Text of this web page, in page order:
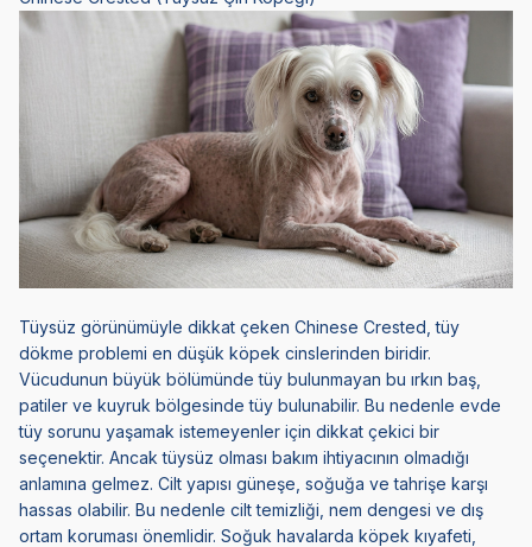
Tüysüz görünümüyle dikkat çeken Chinese Crested, tüy
dökme problemi en düşük köpek cinslerinden biridir.
Vücudunun büyük bölümünde tüy bulunmayan bu ırkın baş,
patiler ve kuyruk bölgesinde tüy bulunabilir. Bu nedenle evde
tüy sorunu yaşamak istemeyenler için dikkat çekici bir
seçenektir. Ancak tüysüz olması bakım ihtiyacının olmadığı
anlamına gelmez. Cilt yapısı güneşe, soğuğa ve tahrişe karşı
hassas olabilir. Bu nedenle cilt temizliği, nem dengesi ve dış
ortam koruması önemlidir. Soğuk havalarda köpek kıyafeti,